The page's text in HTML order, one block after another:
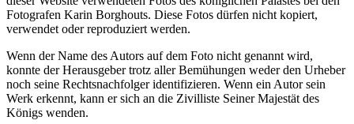
Fotografen Karin Borghouts. Diese Fotos dürfen nicht kopiert,
verwendet oder reproduziert werden.
Wenn der Name des Autors auf dem Foto nicht genannt wird,
konnte der Herausgeber trotz aller Bemühungen weder den Urheber
noch seine Rechtsnachfolger identifizieren. Wenn ein Autor sein
Werk erkennt, kann er sich an die Zivilliste Seiner Majestät des
Königs wenden.